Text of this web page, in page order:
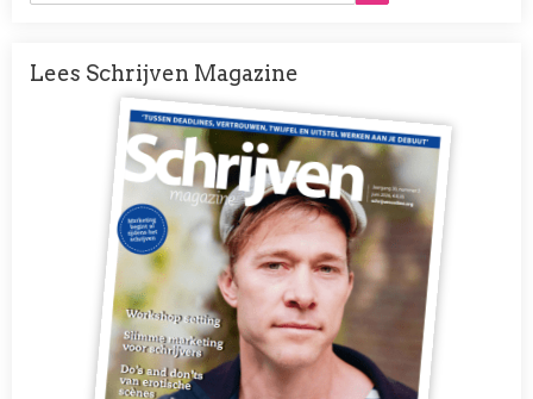
Lees Schrijven Magazine
Afbeelding